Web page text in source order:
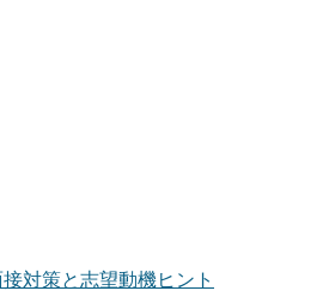
策と志望動機ヒント